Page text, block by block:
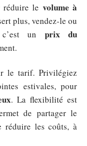
réduire le volume à
plus, vendez-le ou
un prix du
le tarif. Privilégiez
estivales, pour
. La flexibilité est
de partager le
réduire les coûts, à